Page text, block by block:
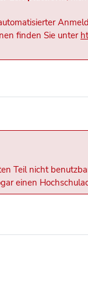
finden Sie unter
Teil nicht
einen